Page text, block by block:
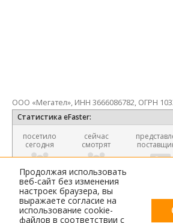
ООО «Мегател», ИНН 3666086782, ОГРН
Статистика eFaster:
посетило
сегодня
1800
сейчас
смотрят
32
Продолжая использовать
веб-сайт без изменения
настроек браузера, вы
выражаете согласие на
использование cookie-
файлов в соответствии с